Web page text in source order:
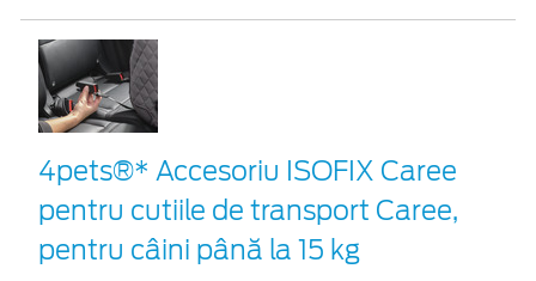
4pets®* Accesoriu ISOFIX Caree
pentru cutiile de transport Caree,
pentru câini până la 15 kg